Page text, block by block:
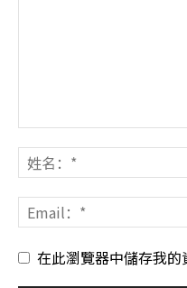
在此瀏覽器中儲存我的